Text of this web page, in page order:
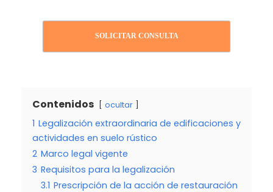
SOLICITAR CONSULTA
Contenidos ocultar
1 Legalización extraordinaria de edificaciones y
actividades en suelo rústico
2 Marco legal vigente
3 Requisitos para la legalización
3.1 Prescripción de la acción de restauración